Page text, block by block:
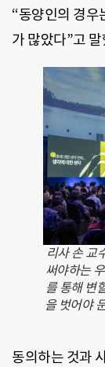
“동양인의 경우
가 많았다”고
리사 손 교
써야하는
를 통해 변
을 벗어야
동의하는 것과